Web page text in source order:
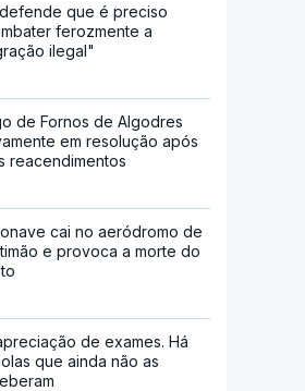
que é preciso
ferozmente a
ilegal"
de Fornos de Algodres
em resolução após
reacendimentos
cai no aeródromo de
e provoca a morte do
de exames. Há
que ainda não as